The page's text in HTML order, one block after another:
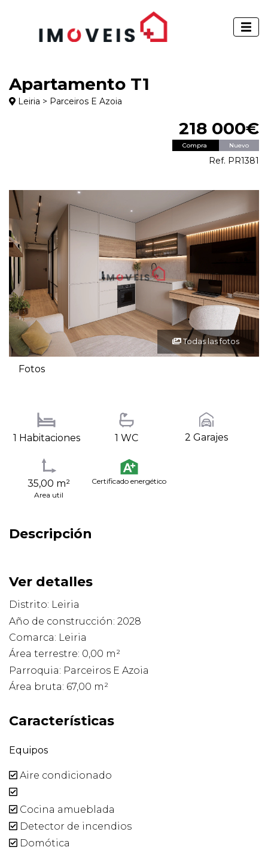
Apartamento T1
Leiria > Parceiros E Azoia
218 000€
Compra Nuevo
Ref. PR1381
Todas las fotos
Fotos
1 Habitaciones 1 WC 2 Garajes
35,00 m²
Area util
Certificado energético
Descripción
Ver detalles
Distrito: Leiria
Año de construcción: 2028
Comarca: Leiria
Área terrestre: 0,00 m²
Parroquia: Parceiros E Azoia
Área bruta: 67,00 m²
Características
Equipos
Aire condicionado
Cocina amueblada
Detector de incendios
Domótica